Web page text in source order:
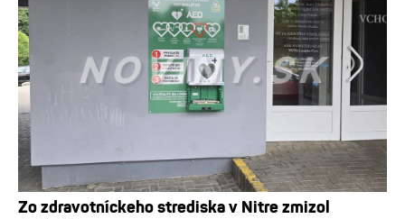
Zo zdravotníckeho strediska v Nitre zmizol